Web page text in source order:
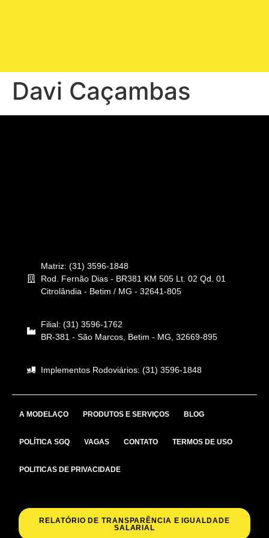
Davi Caçambas
Matriz: (31) 3596-1848
Rod. Fernão Dias - BR381 KM 505 Lt. 02 Qd. 01
Citrolândia - Betim / MG - 32641-805
Filial: (31) 3596-1762
BR-381 - São Marcos, Betim - MG, 32669-895
Implementos Rodoviários: (31) 3596-1848
A MODELAÇO PRODUTOS E SERVIÇOS BLOG
POLÍTICA SGQ VAGAS CONTATO TERMOS DE USO
POLITICAS DE PRIVACIDADE
RELATÓRIO DE TRANSPARÊNCIA E IGUALDADE
SALARIAL